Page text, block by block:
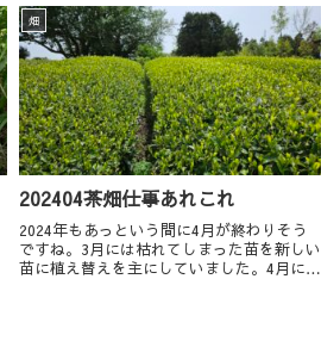
うと芽が死んでしまい摘めなくなってしま
います。そのため、気温が下がるとセンサ
ーが感知して、...
畑
202404茶畑仕事あれこれ
2024年もあっという間に4月が終わりそう
ですね。3月には枯れてしまった苗を新しい
苗に植え替えを主にしていました。4月に入